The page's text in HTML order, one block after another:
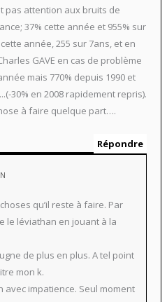
pas attention aux bruits de
37% cette année et 955% sur
année, 255 sur 7ans, et en
GAVE en cas de problème
mais 770% depuis 1990 et
30% en 2008 rapidement repris).
à faire quelque part….
Répondre
qu’il reste à faire. Par
le léviathan en jouant à la
de plus en plus. A tel point
mon k.
avec impatience. Seul moment